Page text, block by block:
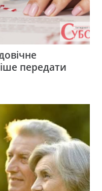
передати